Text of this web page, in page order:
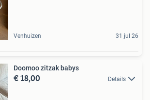
Venhuizen 31 jul 26
Doomoo zitzak babys
€ 18,00 Details